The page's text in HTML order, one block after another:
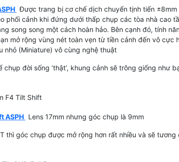
Được trang bị cơ chế dịch chuyển tịnh tiến ±8mm
phối cảnh khi đứng dưới thấp chụp các tòa nhà cao
song song một cách hoàn hảo. Bên cạnh đó, tính
mở rộng vùng nét toàn vẹn từ tiền cảnh đến vô cực
nhỏ (Miniature) vô cùng nghệ thuật
chụp đời sống ‘thật’, khung cảnh sẽ trông giống như
ASPH Lens 17mm nhưng góc chụp là 9mm
thì góc chụp được mở rộng hơn rất nhiều và sẽ